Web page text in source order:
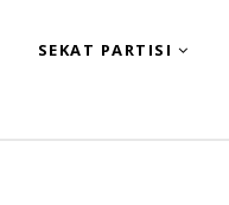
SEKAT PARTISI